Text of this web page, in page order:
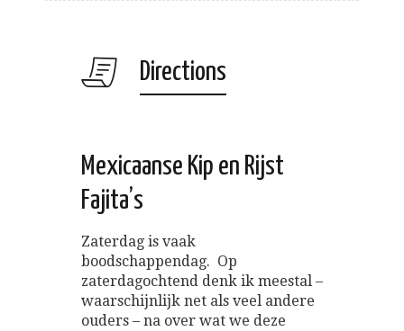
Directions
Mexicaanse Kip en Rijst
Fajita’s
Zaterdag is vaak
boodschappendag. Op
zaterdagochtend denk ik meestal –
waarschijnlijk net als veel andere
ouders – na over wat we deze